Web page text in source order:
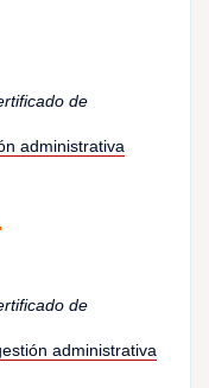
de
administrativa
de
administrativa